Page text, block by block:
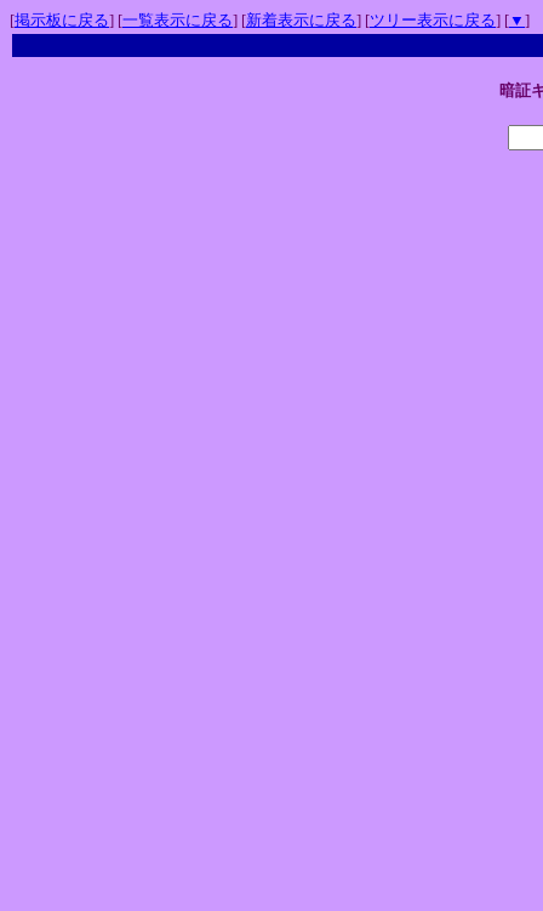
[掲示板に戻る] [一覧表示に戻る] [新着表示に戻る] [ツリー表示に戻る] [▼ ]
暗証